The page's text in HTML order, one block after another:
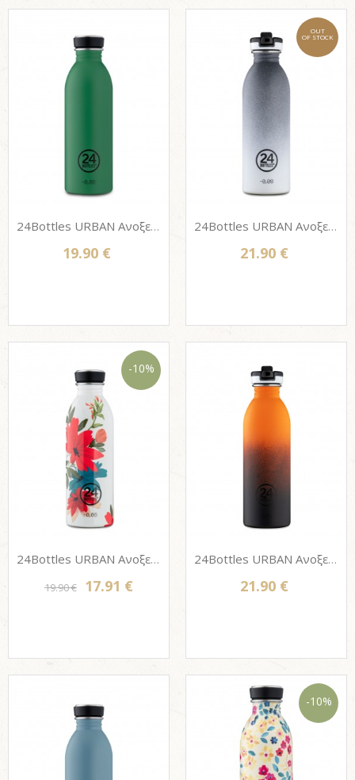
24Bottles URBAN Ανοξείδωτο μπουκάλι - EMERALD GREEN 500ml
19.90 €
OUT
OF STOCK
24Bottles URBAN Ανοξείδωτο μπουκάλι με SPORT στόμιο - TEMPO GREY 500ml
21.90 €
-10%
24Bottles URBAN Ανοξείδωτο μπουκάλι - CARA 500ml
19.90 € 17.91 €
24Bottles URBAN Ανοξείδωτο μπουκάλι με SPORT στόμιο - JUPITER 500ml
21.90 €
-10%